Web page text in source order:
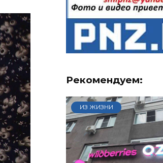
Рекомендуем:
ИЗ ЖИЗНИ